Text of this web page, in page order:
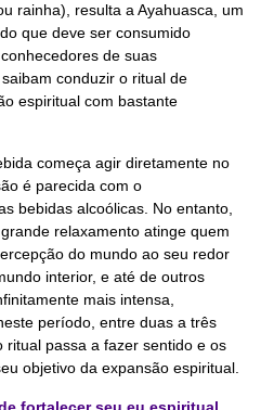
rainha), resulta a Ayahuasca, um
que deve ser consumido
de suas
conduzir o ritual de
espiritual com bastante
começa agir diretamente no
é parecida com o
bebidas alcoólicas. No entanto,
relaxamento atinge quem
do mundo ao seu redor
interior, e até de outros
mais intensa,
período, entre duas a três
ritual passa a fazer sentido e os
objetivo da expansão espiritual.